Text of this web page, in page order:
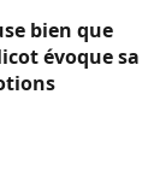
bien que
évoque sa